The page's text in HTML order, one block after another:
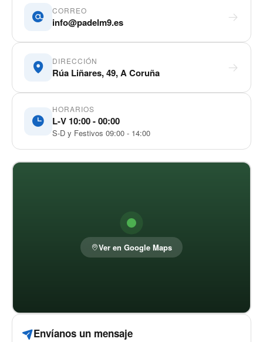
CORREO
info@padelm9.es
DIRECCIÓN
Rúa Liñares, 49, A Coruña
HORARIOS
L-V 10:00 - 00:00
S-D y Festivos 09:00 - 14:00
Ver en Google Maps
Envíanos un mensaje